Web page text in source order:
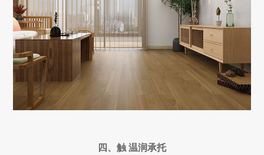
四、触 温润承托